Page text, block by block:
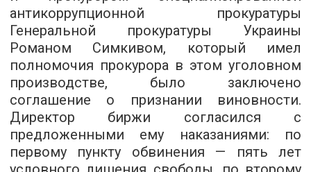
антикоррупционной прокуратуры
Генеральной прокуратуры Украины
Романом Симкивом, который имел
полномочия прокурора в этом уголовном
производстве, было заключено
соглашение о признании виновности.
Директор биржи согласился с
предложенными ему наказаниями: по
первому пункту обвинения — пять лет